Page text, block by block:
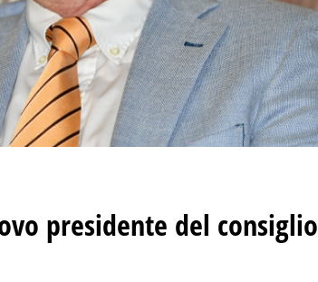
presidente del consiglio